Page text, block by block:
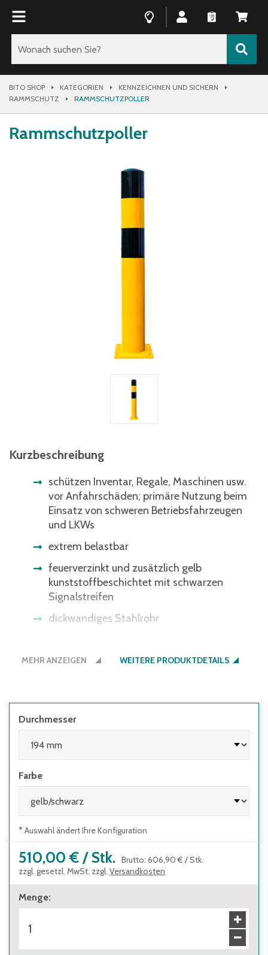
BITO SHOP KATEGORIEN
KENNZEICHNEN UND SICHERN
RAMMSCHUTZ
RAMMSCHUTZPOLLER
Rammschutzpoller
Kurzbeschreibung
schützen Inventar, Regale, Maschinen usw.
vor Anfahrschäden; primäre Nutzung beim
Einsatz von schweren Betriebsfahrzeugen
und LKWs
extrem belastbar
feuerverzinkt und zusätzlich gelb
kunststoffbeschichtet mit schwarzen
Signalstreifen
dickwandiges Stahlrohr
Boden (pro Rammschutzpoller Ø 90 und
MEHR ANZEIGEN WEITERE PRODUKTDETAILS
Durchmesser
Farbe
* Auswahl ändert Ihre Konfiguration
510,00 € / Stk. Brutto: 606,90 € /Stk.
zzgl. gesetzl. MwSt. zzgl. Versandkosten
Menge: